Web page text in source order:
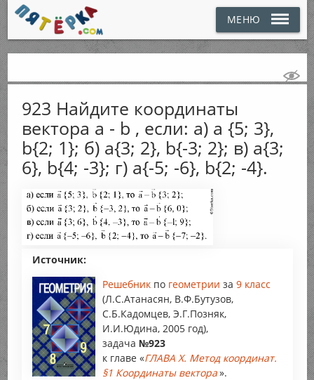
МЕНЮ
923 Найдите координаты
вектора а - b , если: а) а {5; 3},
b{2; 1}; б) a{3; 2}, b{-3; 2}; в) a{3;
6}, b{4; -3}; г) a{-5; -6}, b{2; -4}.
Источник:
Решебник по геометрии за 9 класс
(Л.С.Атанасян, В.Ф.Бутузов,
С.Б.Кадомцев, Э.Г.Позняк,
И.И.Юдина, 2005 год),
задача №923
к главе «ГЛАВА X. Метод координат.
§1 Координаты вектора».